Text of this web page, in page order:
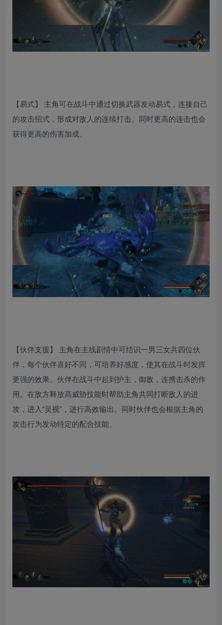
【易式】 主角可在战斗中通过切换武器发动易式，连接自己
的攻击招式，形成对敌人的连续打击。同时更高的连击也会
获得更高的伤害加成。
【伙伴支援】 主角在主线剧情中可结识一男三女共四位伙
伴，每个伙伴喜好不同，可培养好感度，使其在战斗时发挥
更强的效果。伙伴在战斗中起到护主，御敌，连携击杀的作
用。在敌方释放高威胁技能时帮助主角共同打断敌人的进
攻，进入“灵视”，进行高效输出。同时伙伴也会根据主角的
攻击行为发动特定的配合技能。